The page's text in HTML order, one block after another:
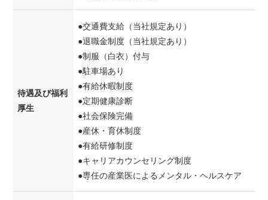
待遇及び福利
厚生
●交通費支給（当社規定あり）
●退職金制度（当社規定あり）
●制服（白衣）付与
●駐車場あり
●有給休暇制度
●定期健康診断
●社会保険完備
●産休・育休制度
●有給研修制度
●キャリアカウンセリング制度
●専任の産業医によるメンタル・ヘルスケア